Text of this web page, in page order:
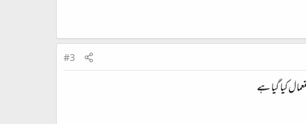
#3
کیا گیا ہے